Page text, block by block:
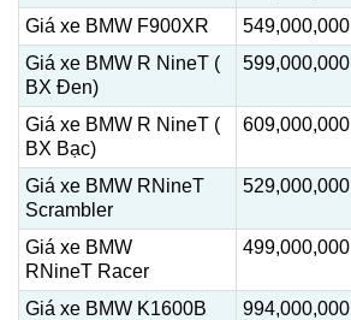
Giá xe BMW F900XR
549,000,000
Giá xe BMW R NineT (
BX Đen)
599,000,000
Giá xe BMW R NineT (
BX Bạc)
609,000,000
Giá xe BMW RNineT
Scrambler
529,000,000
Giá xe BMW
RNineT Racer
499,000,000
Giá xe BMW K1600B 994,000,000